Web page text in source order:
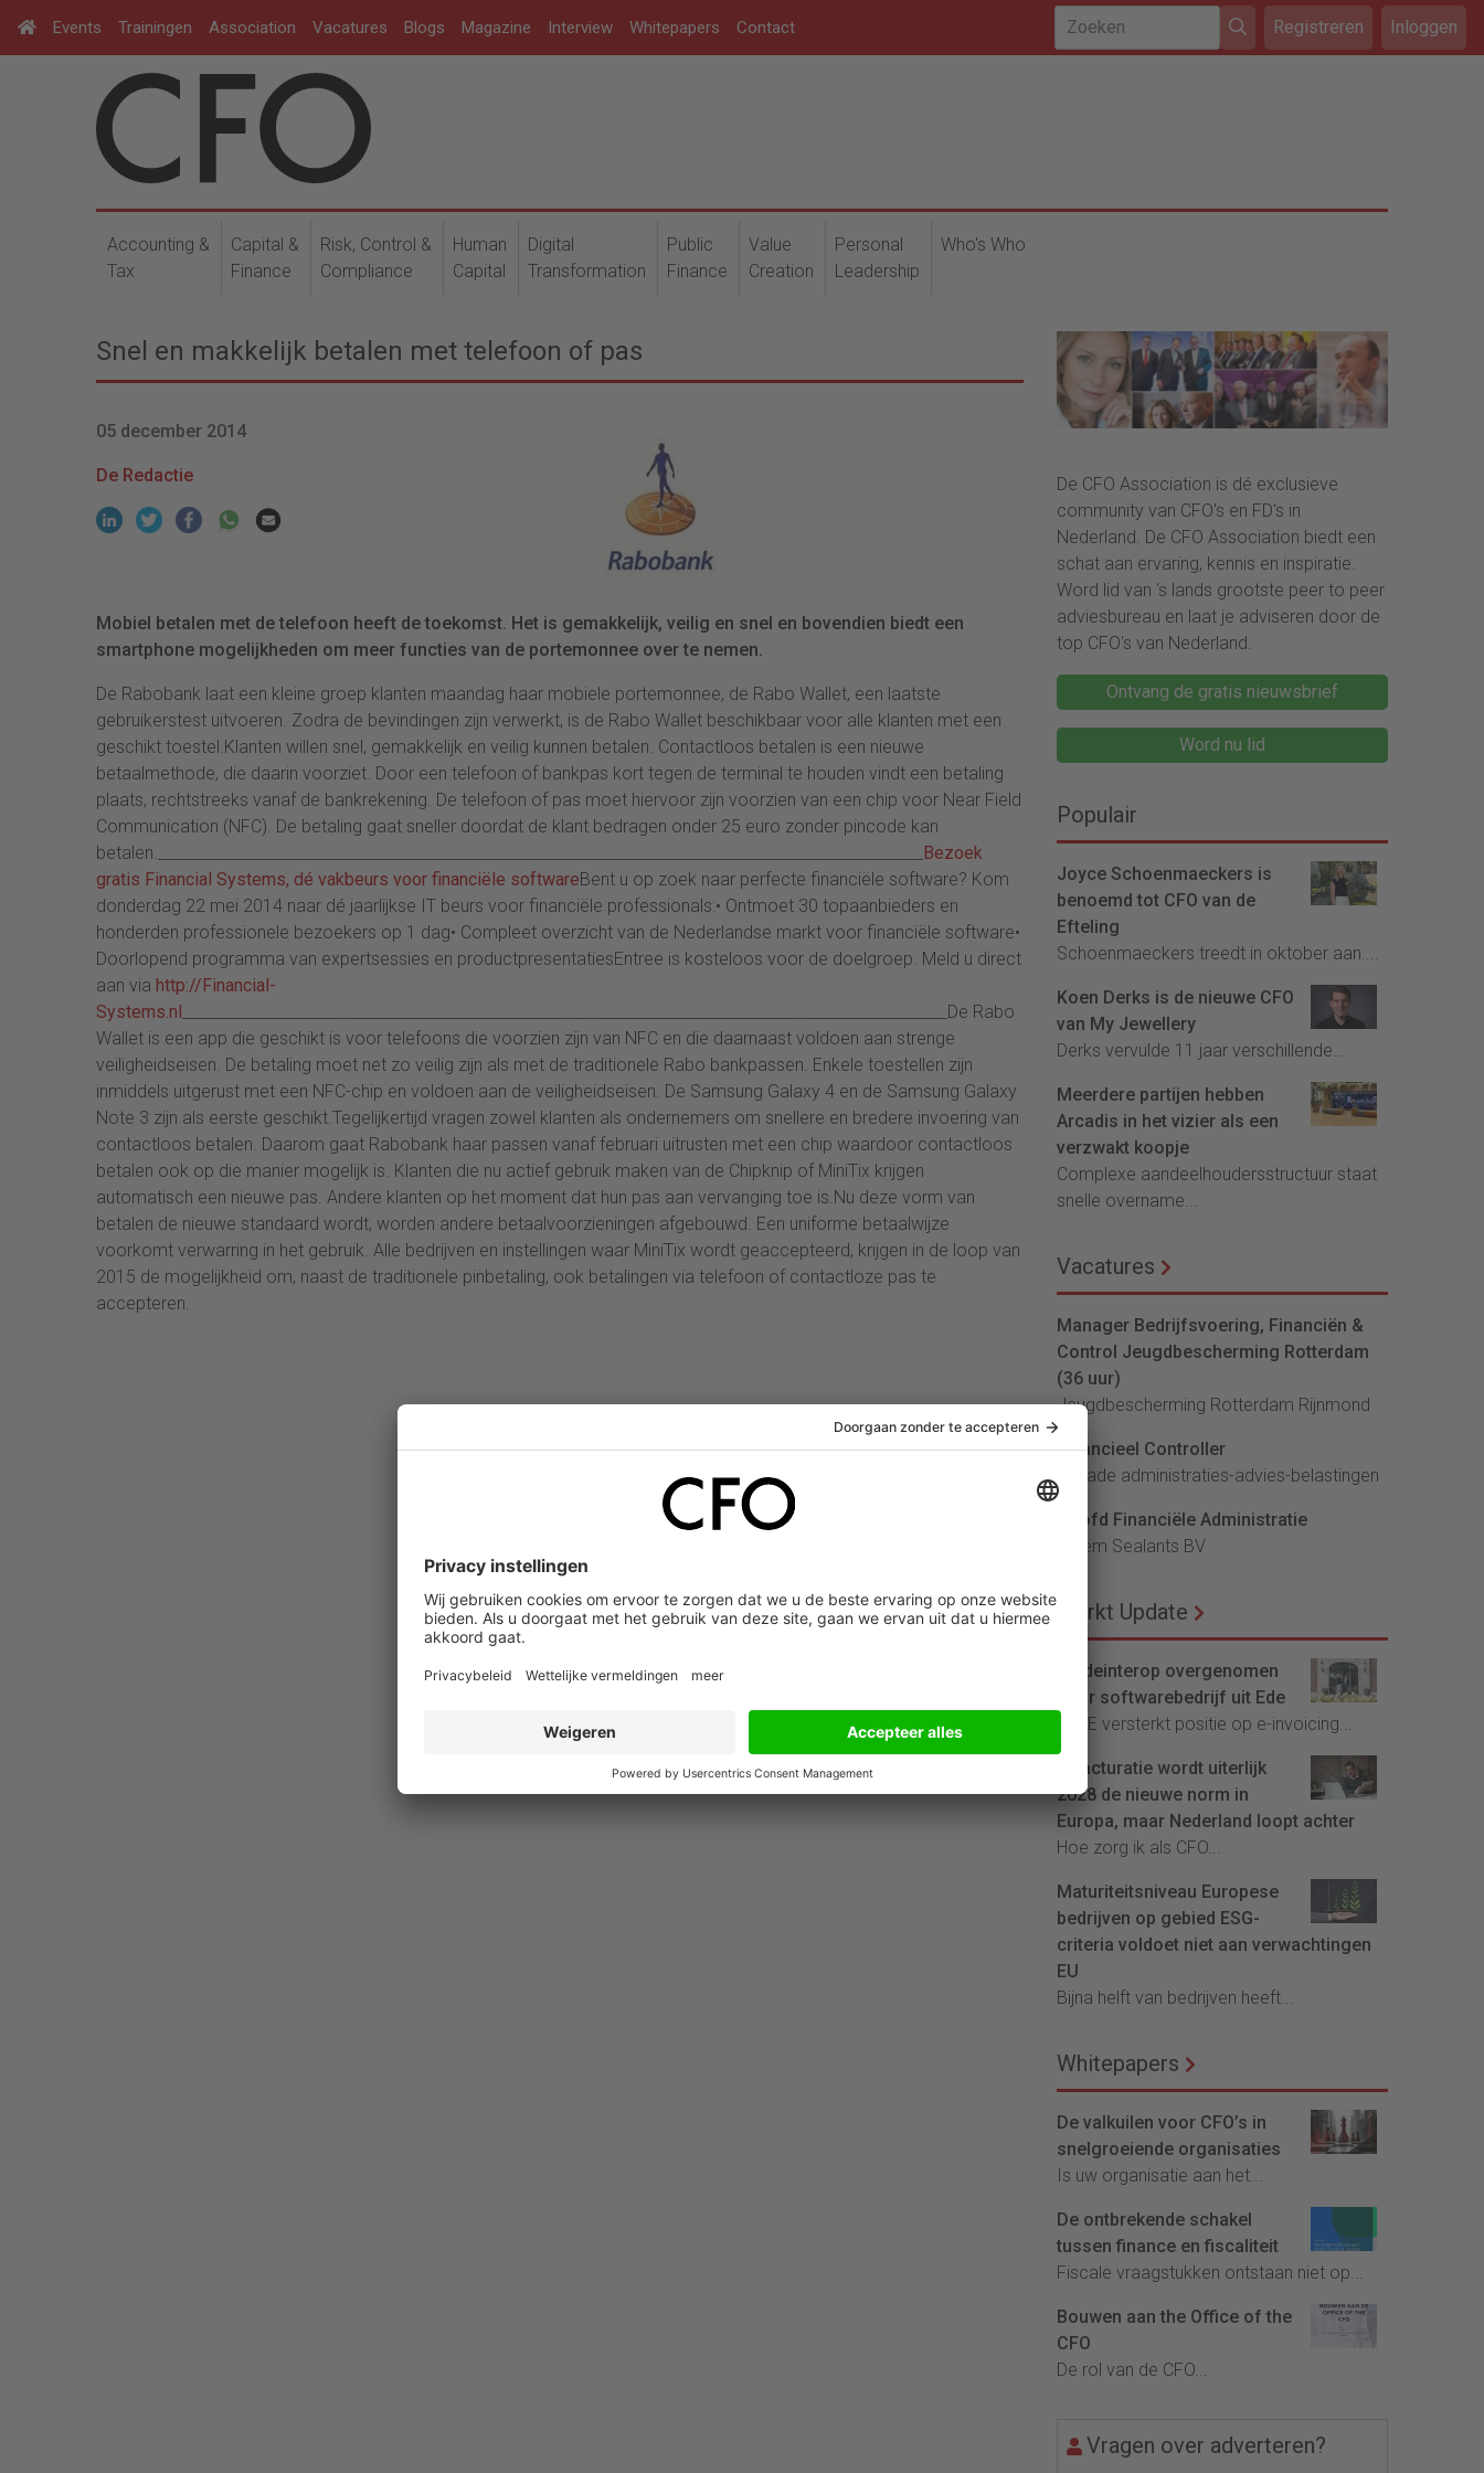
Events Trainingen Association Vacatures Blogs Magazine Interview Whitepapers Contact Registreren Inloggen
Accounting &
Tax
Capital &
Finance
Risk, Control &
Compliance
Human
Capital
Digital
Transformation
Public
Finance
Value
Creation
Personal
Leadership
Who's Who
Snel en makkelijk betalen met telefoon of pas
05 december 2014
De Redactie
Mobiel betalen met de telefoon heeft de toekomst. Het is gemakkelijk, veilig en snel en bovendien biedt een
smartphone mogelijkheden om meer functies van de portemonnee over te nemen.
De Rabobank laat een kleine groep klanten maandag haar mobiele portemonnee, de Rabo Wallet, een laatste
gebruikerstest uitvoeren. Zodra de bevindingen zijn verwerkt, is de Rabo Wallet beschikbaar voor alle klanten met een
geschikt toestel.Klanten willen snel, gemakkelijk en veilig kunnen betalen. Contactloos betalen is een nieuwe
betaalmethode, die daarin voorziet. Door een telefoon of bankpas kort tegen de terminal te houden vindt een betaling
plaats, rechtstreeks vanaf de bankrekening. De telefoon of pas moet hiervoor zijn voorzien van een chip voor Near Field
Communication (NFC). De betaling gaat sneller doordat de klant bedragen onder 25 euro zonder pincode kan
betalen.___________________________________________________________________________________________________ Bezoek
gratis Financial Systems, dé vakbeurs voor financiële softwareBent u op zoek naar perfecte financiële software? Kom
donderdag 22 mei 2014 naar dé jaarlijkse IT beurs voor financiële professionals:• Ontmoet 30 topaanbieders en
honderden professionele bezoekers op 1 dag• Compleet overzicht van de Nederlandse markt voor financiële software•
Doorlopend programma van expertsessies en productpresentatiesEntree is kosteloos voor de doelgroep. Meld u direct
aan via http://Financial-
Systems.nl ___________________________________________________________________________________________________De Rabo
Wallet is een app die geschikt is voor telefoons die voorzien zijn van NFC en die daarnaast voldoen aan strenge
veiligheidseisen. De betaling moet net zo veilig zijn als met de traditionele Rabo bankpassen. Enkele toestellen zijn
inmiddels uitgerust met een NFC-chip en voldoen aan de veiligheidseisen. De Samsung Galaxy 4 en de Samsung Galaxy
Note 3 zijn als eerste geschikt.Tegelijkertijd vragen zowel klanten als ondernemers om snellere en bredere invoering van
contactloos betalen. Daarom gaat Rabobank haar passen vanaf februari uitrusten met een chip waardoor contactloos
betalen ook op die manier mogelijk is. Klanten die nu actief gebruik maken van de Chipknip of MiniTix krijgen
automatisch een nieuwe pas. Andere klanten op het moment dat hun pas aan vervanging toe is.Nu deze vorm van
betalen de nieuwe standaard wordt, worden andere betaalvoorzieningen afgebouwd. Een uniforme betaalwijze
voorkomt verwarring in het gebruik. Alle bedrijven en instellingen waar MiniTix wordt geaccepteerd, krijgen in de loop van
2015 de mogelijkheid om, naast de traditionele pinbetaling, ook betalingen via telefoon of contactloze pas te
accepteren.
De CFO Association is dé exclusieve
community van CFO's en FD's in
Nederland. De CFO Association biedt een
schat aan ervaring, kennis en inspiratie.
Word lid van ‘s lands grootste peer to peer
adviesbureau en laat je adviseren door de
top CFO's van Nederland.
Ontvang de gratis nieuwsbrief
Word nu lid
Populair
Joyce Schoenmaeckers is
benoemd tot CFO van de
Efteling
Schoenmaeckers treedt in oktober aan....
Koen Derks is de nieuwe CFO
van My Jewellery
Derks vervulde 11 jaar verschillende...
Meerdere partijen hebben
Arcadis in het vizier als een
verzwakt koopje
Complexe aandeelhoudersstructuur staat
snelle overname...
Vacatures
Manager Bedrijfsvoering, Financiën &
Control Jeugdbescherming Rotterdam
(36 uur)
Jeugdbescherming Rotterdam Rijnmond
Financieel Controller
lArcade administraties-advies-belastingen
Hoofd Financiële Administratie
Bloem Sealants BV
Markt Update
Tradeinterop overgenomen
door softwarebedrijf uit Ede
4CEE versterkt positie op e-invoicing...
E-facturatie wordt uiterlijk
2028 de nieuwe norm in
Europa, maar Nederland loopt achter
Hoe zorg ik als CFO...
Maturiteitsniveau Europese
bedrijven op gebied ESG-
criteria voldoet niet aan verwachtingen
EU
Bijna helft van bedrijven heeft...
Whitepapers
De valkuilen voor CFO’s in
snelgroeiende organisaties
Is uw organisatie aan het...
De ontbrekende schakel
tussen finance en fiscaliteit
Fiscale vraagstukken ontstaan niet op...
Bouwen aan the Office of the
CFO
De rol van de CFO...
Vragen over adverteren?